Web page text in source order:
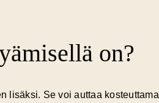
on?
lisäksi. Se voi auttaa